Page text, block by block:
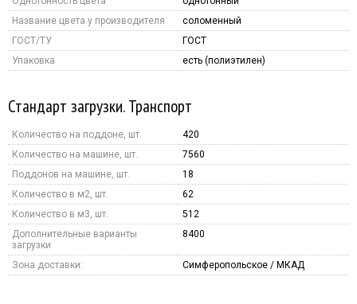
Название цвета у производителя
соломенный
ГОСТ/ТУ
ГОСТ
Упаковка
есть (полиэтилен)
Стандарт загрузки. Транспорт
Количество на поддоне, шт.
420
Количество на машине, шт.
7560
Поддонов на машине, шт.
18
Количество в м2, шт.
62
Количество в м3, шт.
512
Дополнительные варианты
загрузки
8400
Зона доставки: Симферопольское / МКАД